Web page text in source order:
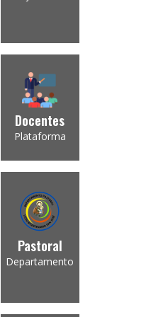
Docentes
Plataforma
Pastoral
Departamento